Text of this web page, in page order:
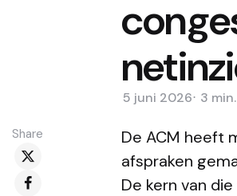
5 juni 2026 3 min.
Share
De ACM heeft
afspraken
De kern van